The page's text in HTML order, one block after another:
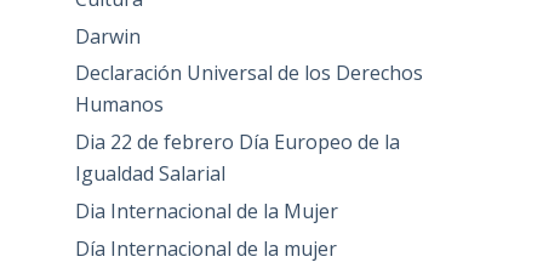
Darwin
Declaración Universal de los Derechos
Humanos
Dia 22 de febrero Día Europeo de la
Igualdad Salarial
Dia Internacional de la Mujer
Día Internacional de la mujer